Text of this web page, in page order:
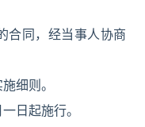
合同，经当事人协商
细则。
日起施行。